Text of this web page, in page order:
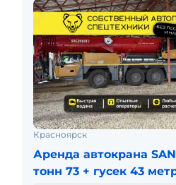
Красноярск
Аренда автокрана
тонн 73 + гусек 43